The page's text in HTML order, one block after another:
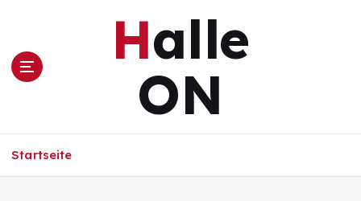
s
Halle
ON
Startseite